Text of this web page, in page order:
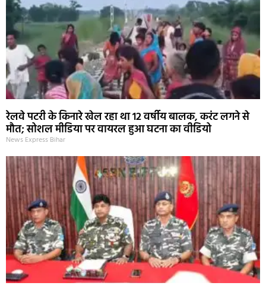
रेलवे पटरी के किनारे खेल रहा था 12 वर्षीय बालक, करंट लगने से
मौत; सोशल मीडिया पर वायरल हुआ घटना का वीडियो
News Express Bihar